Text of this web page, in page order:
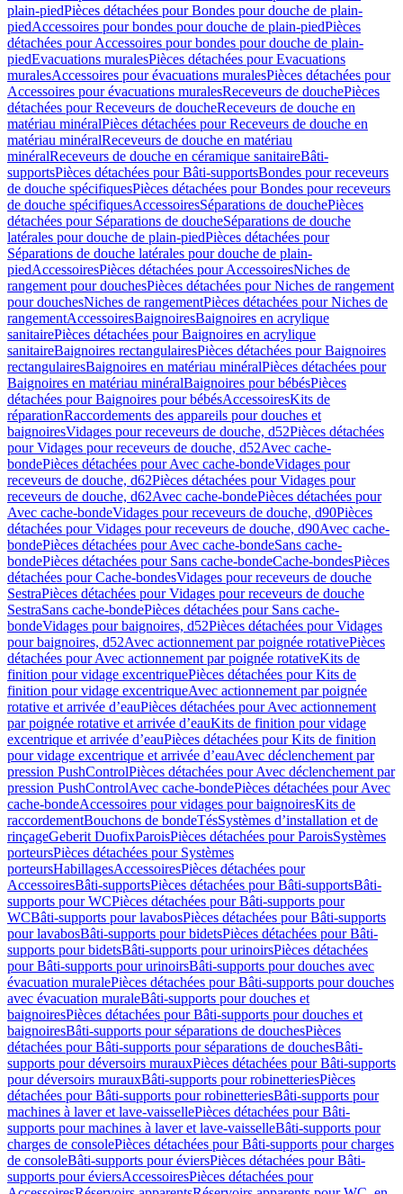
plain-piedPièces détachées pour Bondes pour douche de plain-
piedAccessoires pour bondes pour douche de plain-piedPièces
détachées pour Accessoires pour bondes pour douche de plain-
piedEvacuations muralesPièces détachées pour Evacuations
muralesAccessoires pour évacuations muralesPièces détachées pour
Accessoires pour évacuations muralesReceveurs de douchePièces
détachées pour Receveurs de doucheReceveurs de douche en
matériau minéralPièces détachées pour Receveurs de douche en
matériau minéralReceveurs de douche en matériau
minéralReceveurs de douche en céramique sanitaireBâti-
supportsPièces détachées pour Bâti-supportsBondes pour receveurs
de douche spécifiquesPièces détachées pour Bondes pour receveurs
de douche spécifiquesAccessoiresSéparations de douchePièces
détachées pour Séparations de doucheSéparations de douche
latérales pour douche de plain-piedPièces détachées pour
Séparations de douche latérales pour douche de plain-
piedAccessoiresPièces détachées pour AccessoiresNiches de
rangement pour douchesPièces détachées pour Niches de rangement
pour douchesNiches de rangementPièces détachées pour Niches de
rangementAccessoiresBaignoiresBaignoires en acrylique
sanitairePièces détachées pour Baignoires en acrylique
sanitaireBaignoires rectangulairesPièces détachées pour Baignoires
rectangulairesBaignoires en matériau minéralPièces détachées pour
Baignoires en matériau minéralBaignoires pour bébésPièces
détachées pour Baignoires pour bébésAccessoiresKits de
réparationRaccordements des appareils pour douches et
baignoiresVidages pour receveurs de douche, d52Pièces détachées
pour Vidages pour receveurs de douche, d52Avec cache-
bondePièces détachées pour Avec cache-bondeVidages pour
receveurs de douche, d62Pièces détachées pour Vidages pour
receveurs de douche, d62Avec cache-bondePièces détachées pour
Avec cache-bondeVidages pour receveurs de douche, d90Pièces
détachées pour Vidages pour receveurs de douche, d90Avec cache-
bondePièces détachées pour Avec cache-bondeSans cache-
bondePièces détachées pour Sans cache-bondeCache-bondesPièces
détachées pour Cache-bondesVidages pour receveurs de douche
SestraPièces détachées pour Vidages pour receveurs de douche
SestraSans cache-bondePièces détachées pour Sans cache-
bondeVidages pour baignoires, d52Pièces détachées pour Vidages
pour baignoires, d52Avec actionnement par poignée rotativePièces
détachées pour Avec actionnement par poignée rotativeKits de
finition pour vidage excentriquePièces détachées pour Kits de
finition pour vidage excentriqueAvec actionnement par poignée
rotative et arrivée d’eauPièces détachées pour Avec actionnement
par poignée rotative et arrivée d’eauKits de finition pour vidage
excentrique et arrivée d’eauPièces détachées pour Kits de finition
pour vidage excentrique et arrivée d’eauAvec déclenchement par
pression PushControlPièces détachées pour Avec déclenchement par
pression PushControlAvec cache-bondePièces détachées pour Avec
cache-bondeAccessoires pour vidages pour baignoiresKits de
raccordementBouchons de bondeTésSystèmes d’installation et de
rinçageGeberit DuofixParoisPièces détachées pour ParoisSystèmes
porteursPièces détachées pour Systèmes
porteursHabillagesAccessoiresPièces détachées pour
AccessoiresBâti-supportsPièces détachées pour Bâti-supportsBâti-
supports pour WCPièces détachées pour Bâti-supports pour
WCBâti-supports pour lavabosPièces détachées pour Bâti-supports
pour lavabosBâti-supports pour bidetsPièces détachées pour Bâti-
supports pour bidetsBâti-supports pour urinoirsPièces détachées
pour Bâti-supports pour urinoirsBâti-supports pour douches avec
évacuation muralePièces détachées pour Bâti-supports pour douches
avec évacuation muraleBâti-supports pour douches et
baignoiresPièces détachées pour Bâti-supports pour douches et
baignoiresBâti-supports pour séparations de douchesPièces
détachées pour Bâti-supports pour séparations de douchesBâti-
supports pour déversoirs murauxPièces détachées pour Bâti-supports
pour déversoirs murauxBâti-supports pour robinetteriesPièces
détachées pour Bâti-supports pour robinetteriesBâti-supports pour
machines à laver et lave-vaissellePièces détachées pour Bâti-
supports pour machines à laver et lave-vaisselleBâti-supports pour
charges de consolePièces détachées pour Bâti-supports pour charges
de consoleBâti-supports pour éviersPièces détachées pour Bâti-
supports pour éviersAccessoiresPièces détachées pour